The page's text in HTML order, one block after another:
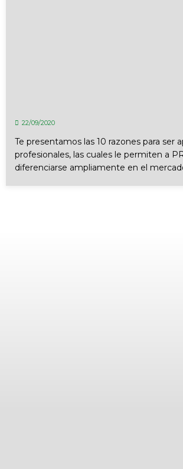
22/09/2020
Te presentamos las 10 razones para ser
profesionales, las cuales le permiten a
diferenciarse ampliamente en el